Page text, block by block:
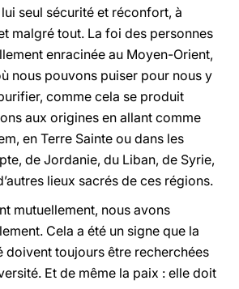
seul sécurité et réconfort, à
malgré tout. La foi des personnes
enracinée au Moyen-Orient,
nous pouvons puiser pour nous y
comme cela se produit
aux origines en allant comme
en Terre Sainte ou dans les
de Jordanie, du Liban, de Syrie,
lieux sacrés de ces régions.
mutuellement, nous avons
Cela a été un signe que la
doivent toujours être recherchées
Et de même la paix : elle doit